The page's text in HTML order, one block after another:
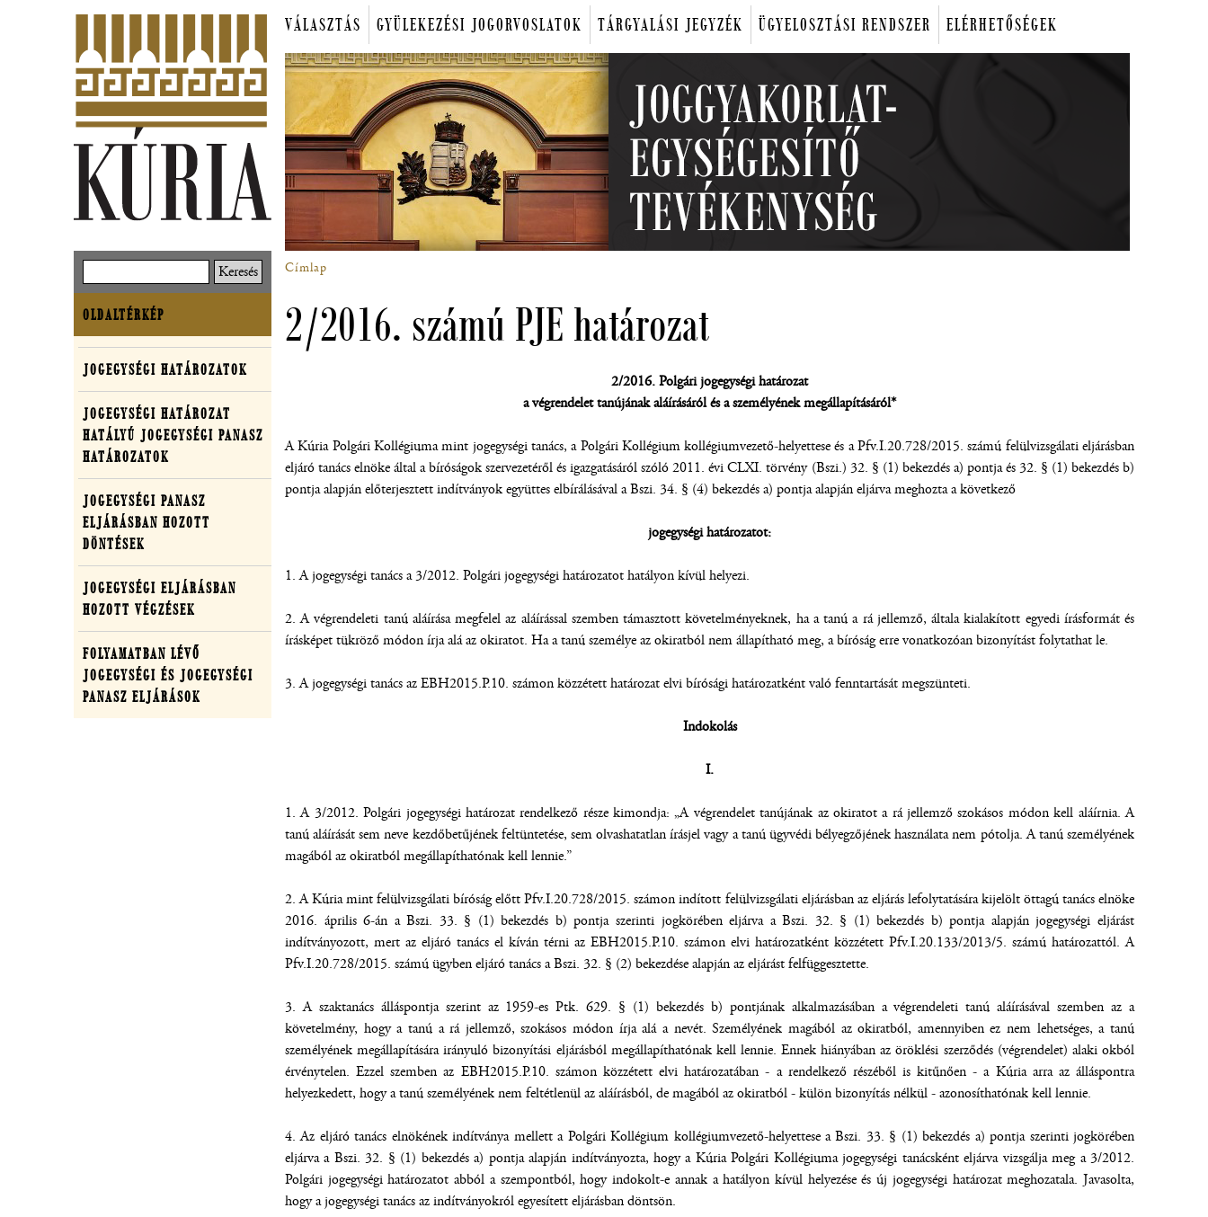
Főmenü
VÁLASZTÁS GYÜLEKEZÉSI JOGORVOSLATOK TÁRGYALÁSI JEGYZÉK ÜGYELOSZTÁSI RENDSZER ELÉRHETŐSÉGEK
Morzsa
Címlap
2/2016. számú PJE határozat
2/2016. Polgári jogegységi határozat
a végrendelet tanújának aláírásáról és a személyének megállapításáról*
A Kúria Polgári Kollégiuma mint jogegységi tanács, a Polgári Kollégium kollégiumvezető-helyettese és a Pfv.I.20.728/2015. számú felülvizsgálati eljárásban
eljáró tanács elnöke által a bíróságok szervezetéről és igazgatásáról szóló 2011. évi CLXI. törvény (Bszi.) 32. § (1) bekezdés a) pontja és 32. § (1) bekezdés b)
pontja alapján előterjesztett indítványok együttes elbírálásával a Bszi. 34. § (4) bekezdés a) pontja alapján eljárva meghozta a következő
jogegységi határozatot:
1. A jogegységi tanács a 3/2012. Polgári jogegységi határozatot hatályon kívül helyezi.
2. A végrendeleti tanú aláírása megfelel az aláírással szemben támasztott követelményeknek, ha a tanú a rá jellemző, általa kialakított egyedi írásformát és
írásképet tükröző módon írja alá az okiratot. Ha a tanú személye az okiratból nem állapítható meg, a bíróság erre vonatkozóan bizonyítást folytathat le.
3. A jogegységi tanács az EBH2015.P.10. számon közzétett határozat elvi bírósági határozatként való fenntartását megszünteti.
Indokolás
I.
1. A 3/2012. Polgári jogegységi határozat rendelkező része kimondja: „A végrendelet tanújának az okiratot a rá jellemző szokásos módon kell aláírnia. A
tanú aláírását sem neve kezdőbetűjének feltüntetése, sem olvashatatlan írásjel vagy a tanú ügyvédi bélyegzőjének használata nem pótolja. A tanú személyének
magából az okiratból megállapíthatónak kell lennie.”
2. A Kúria mint felülvizsgálati bíróság előtt Pfv.I.20.728/2015. számon indított felülvizsgálati eljárásban az eljárás lefolytatására kijelölt öttagú tanács elnöke
2016. április 6-án a Bszi. 33. § (1) bekezdés b) pontja szerinti jogkörében eljárva a Bszi. 32. § (1) bekezdés b) pontja alapján jogegységi eljárást
indítványozott, mert az eljáró tanács el kíván térni az EBH2015.P.10. számon elvi határozatként közzétett Pfv.I.20.133/2013/5. számú határozattól. A
Pfv.I.20.728/2015. számú ügyben eljáró tanács a Bszi. 32. § (2) bekezdése alapján az eljárást felfüggesztette.
3. A szaktanács álláspontja szerint az 1959-es Ptk. 629. § (1) bekezdés b) pontjának alkalmazásában a végrendeleti tanú aláírásával szemben az a
követelmény, hogy a tanú a rá jellemző, szokásos módon írja alá a nevét. Személyének magából az okiratból, amennyiben ez nem lehetséges, a tanú
személyének megállapítására irányuló bizonyítási eljárásból megállapíthatónak kell lennie. Ennek hiányában az öröklési szerződés (végrendelet) alaki okból
érvénytelen. Ezzel szemben az EBH2015.P.10. számon közzétett elvi határozatában - a rendelkező részéből is kitűnően - a Kúria arra az álláspontra
helyezkedett, hogy a tanú személyének nem feltétlenül az aláírásból, de magából az okiratból - külön bizonyítás nélkül - azonosíthatónak kell lennie.
4. Az eljáró tanács elnökének indítványa mellett a Polgári Kollégium kollégiumvezető-helyettese a Bszi. 33. § (1) bekezdés a) pontja szerinti jogkörében
eljárva a Bszi. 32. § (1) bekezdés a) pontja alapján indítványozta, hogy a Kúria Polgári Kollégiuma jogegységi tanácsként eljárva vizsgálja meg a 3/2012.
Polgári jogegységi határozatot abból a szempontból, hogy indokolt-e annak a hatályon kívül helyezése és új jogegységi határozat meghozatala. Javasolta,
hogy a jogegységi tanács az indítványokról egyesített eljárásban döntsön.
Oldaltérkép
OLDALTÉRKÉP
Joggyakorlat
egységesítő
tevékenység
JOGEGYSÉGI HATÁROZATOK
JOGEGYSÉGI HATÁROZAT
HATÁLYÚ JOGEGYSÉGI PANASZ
HATÁROZATOK
JOGEGYSÉGI PANASZ
ELJÁRÁSBAN HOZOTT
DÖNTÉSEK
JOGEGYSÉGI ELJÁRÁSBAN
HOZOTT VÉGZÉSEK
FOLYAMATBAN LÉVŐ
JOGEGYSÉGI ÉS JOGEGYSÉGI
PANASZ ELJÁRÁSOK